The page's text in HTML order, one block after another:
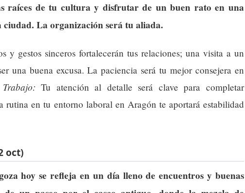
raíces de tu cultura y disfrutar de un buen rato en una
ciudad. La organización será tu aliada.
y gestos sinceros fortalecerán tus relaciones; una visita a un
una buena excusa. La paciencia será tu mejor consejera en
Trabajo: Tu atención al detalle será clave para completar
rutina en tu entorno laboral en Aragón te aportará estabilidad
oct)
hoy se refleja en un día lleno de encuentros y buenas